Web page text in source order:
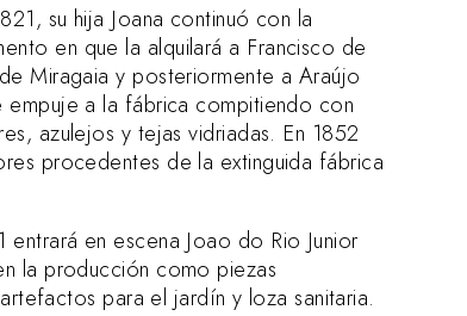
su hija Joana continuó con la
en que la alquilará a Francisco de
Miragaia y posteriormente a Araújo
empuje a la fábrica compitiendo con
azulejos y tejas vidriadas. En 1852
procedentes de la extinguida fábrica
en escena Joao do Rio Junior
la producción como piezas
para el jardín y loza sanitaria.